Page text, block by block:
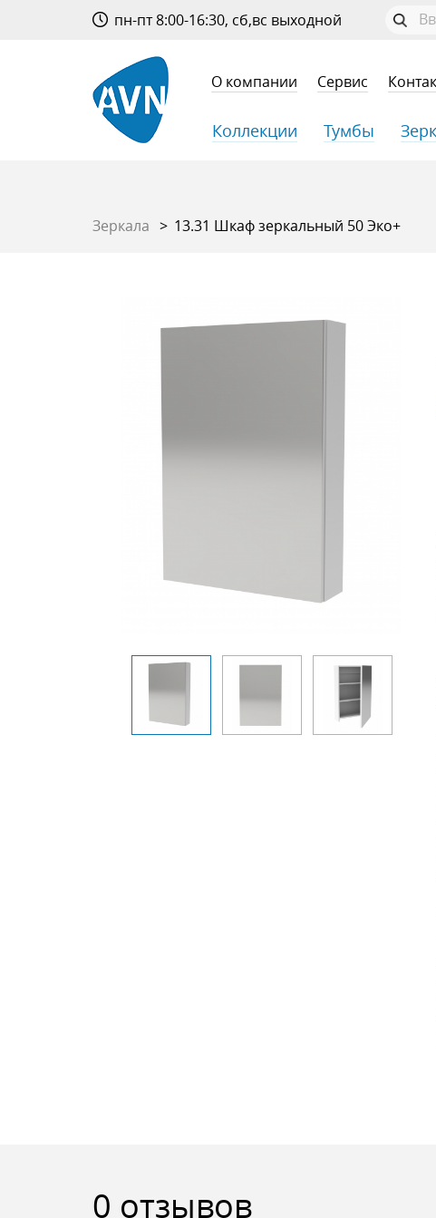
О компании Сервис
пн-пт 8:00-16:30, сб,вс выходной
Коллекции Тумбы
Зеркала 13.31 Шкаф зеркальный 50 Эко+
0 отзывов